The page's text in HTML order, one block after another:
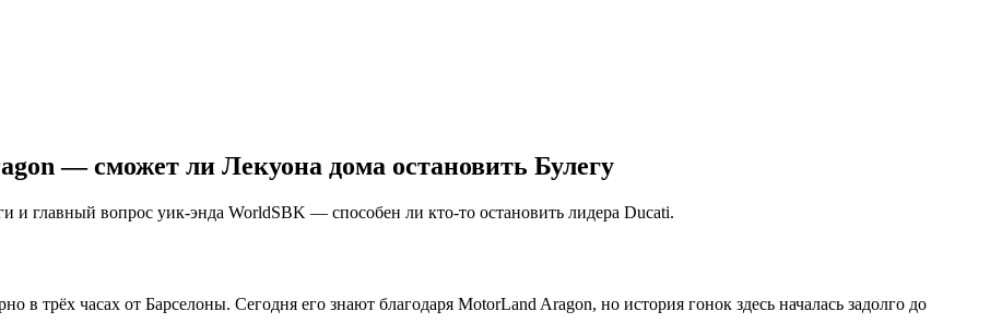
— сможет ли Лекуона дома остановить Булегу
и главный вопрос уик-энда WorldSBK — способен ли кто-то остановить лидера Ducati.
трёх часах от Барселоны. Сегодня его знают благодаря MotorLand Aragon, но история гонок здесь началась задолго до